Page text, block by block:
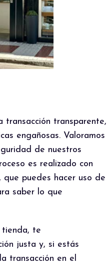
transacción transparente,
engañosas. Valoramos
de nuestros
es realizado con
puedes hacer uso de
saber lo que
tienda, te
justa y, si estás
transacción en el